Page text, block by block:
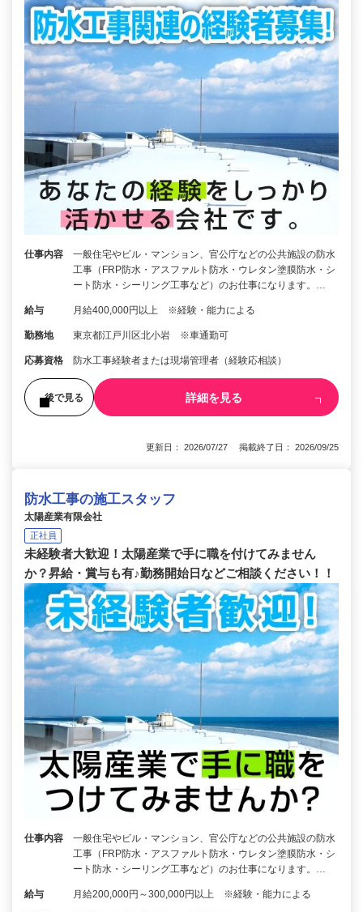
仕事内容
一般住宅やビル・マンション、官公庁などの公共施設の防水
工事（FRP防水・アスファルト防水・ウレタン塗膜防水・シ
ート防水・シーリング工事など）のお仕事になります。…
給与 月給400,000円以上 ※経験・能力による
勤務地 東京都江戸川区北小岩 ※車通勤可
応募資格 防水工事経験者または現場管理者（経験応相談）
後で見る 詳細を見る
更新日： 2026/07/27 掲載終了日： 2026/09/25
防水工事の施工スタッフ
太陽産業有限会社
正社員
未経験者大歓迎！太陽産業で手に職を付けてみません
か？昇給・賞与も有♪勤務開始日などご相談ください！！
仕事内容
一般住宅やビル・マンション、官公庁などの公共施設の防水
工事（FRP防水・アスファルト防水・ウレタン塗膜防水・シ
ート防水・シーリング工事など）のお仕事になります。…
給与 月給200,000円～300,000円以上 ※経験・能力による